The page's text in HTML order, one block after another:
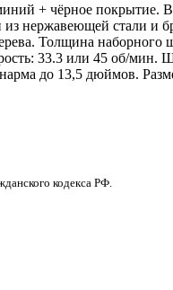
+ чёрное покрытие.
из нержавеющей стали и
Толщина наборного
33.3 или 45 об/
до 13,5 дюймов.
кодекса РФ.